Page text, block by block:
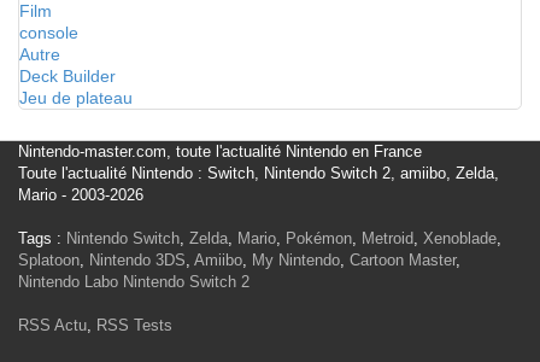
Film
console
Autre
Deck Builder
Jeu de plateau
Nintendo-master.com, toute l'actualité Nintendo en France
Toute l'actualité Nintendo : Switch, Nintendo Switch 2, amiibo, Zelda,
Mario - 2003-2026
Tags : Nintendo Switch, Zelda, Mario, Pokémon, Metroid, Xenoblade,
Splatoon, Nintendo 3DS, Amiibo, My Nintendo, Cartoon Master,
Nintendo Labo Nintendo Switch 2
RSS Actu, RSS Tests